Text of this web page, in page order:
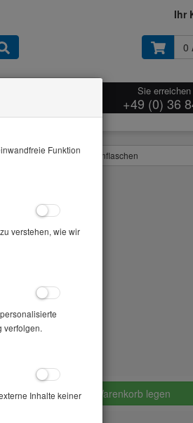
Ihr
0
Sie
+49 (0) 36
Weithalsflaschen Probenflaschen
in den Warenkorb legen
Funktion
verstehen, wie wir
verfolgen.
Inhalte keiner